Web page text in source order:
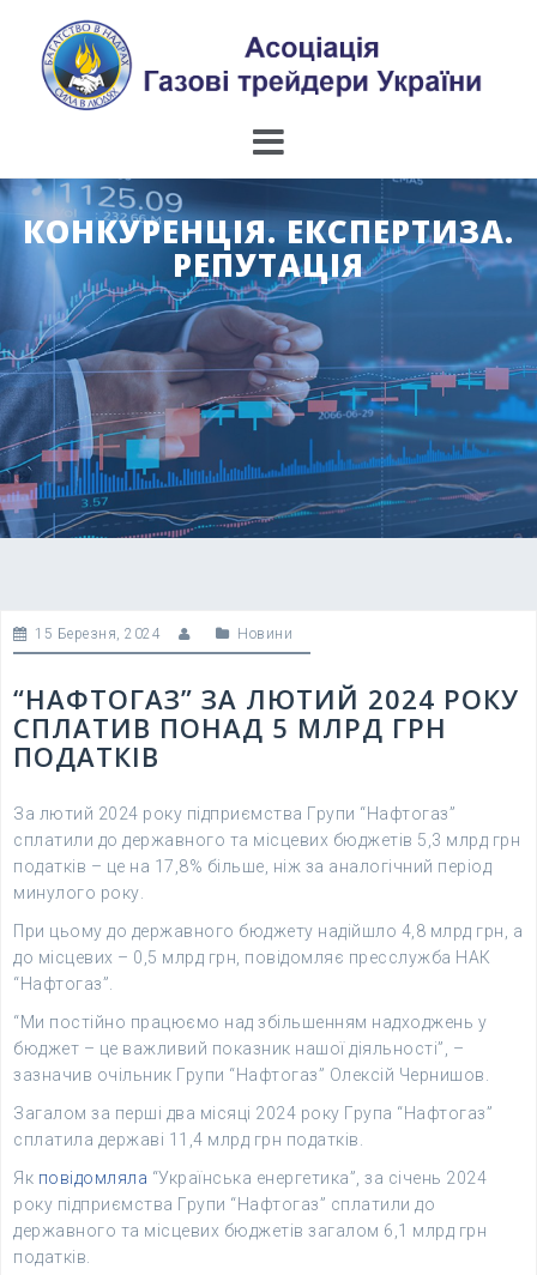
content
КОНКУРЕНЦІЯ. ЕКСПЕРТИЗА.
РЕПУТАЦІЯ
15 Березня, 2024 Новини
“НАФТОГАЗ” ЗА ЛЮТИЙ 2024 РОКУ
СПЛАТИВ ПОНАД 5 МЛРД ГРН
ПОДАТКІВ
За лютий 2024 року підприємства Групи “Нафтогаз”
сплатили до державного та місцевих бюджетів 5,3 млрд грн
податків – це на 17,8% більше, ніж за аналогічний період
минулого року.
При цьому до державного бюджету надійшло 4,8 млрд грн, а
до місцевих – 0,5 млрд грн, повідомляє пресслужба НАК
“Нафтогаз”.
“Ми постійно працюємо над збільшенням надходжень у
бюджет – це важливий показник нашої діяльності”, –
зазначив очільник Групи “Нафтогаз” Олексій Чернишов.
Загалом за перші два місяці 2024 року Група “Нафтогаз”
сплатила державі 11,4 млрд грн податків.
Як повідомляла “Українська енергетика”, за січень 2024
року підприємства Групи “Нафтогаз” сплатили до
державного та місцевих бюджетів загалом 6,1 млрд грн
податків.